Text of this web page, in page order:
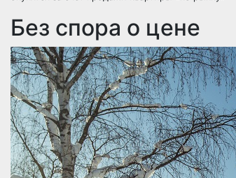
Без спора о цене